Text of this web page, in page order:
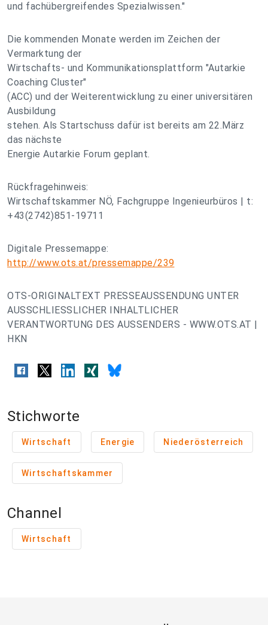
und fachübergreifendes Spezialwissen."
Die kommenden Monate werden im Zeichen der
Vermarktung der
Wirtschafts- und Kommunikationsplattform "Autarkie
Coaching Cluster"
(ACC) und der Weiterentwicklung zu einer universitären
Ausbildung
stehen. Als Startschuss dafür ist bereits am 22.März
das nächste
Energie Autarkie Forum geplant.
Rückfragehinweis:
Wirtschaftskammer NÖ, Fachgruppe Ingenieurbüros | t:
+43(2742)851-19711
Digitale Pressemappe:
http://www.ots.at/pressemappe/239
OTS-ORIGINALTEXT PRESSEAUSSENDUNG UNTER
AUSSCHLIESSLICHER INHALTLICHER
VERANTWORTUNG DES AUSSENDERS - WWW.OTS.AT |
HKN
Stichworte
Wirtschaft Energie Niederösterreich
Wirtschaftskammer
Channel
Wirtschaft